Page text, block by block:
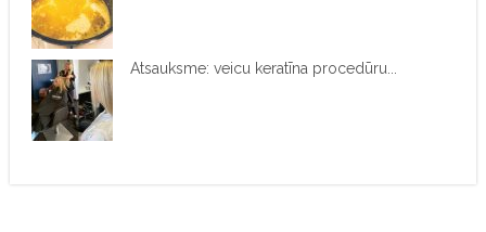
Atsauksme: veicu keratīna procedūru...